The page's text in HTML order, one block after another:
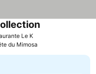
Le KVer preços
Ver preços
du Mimosa